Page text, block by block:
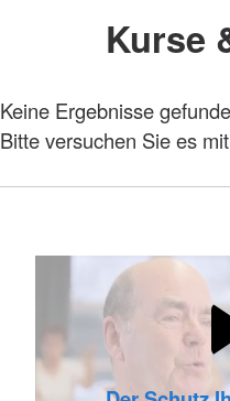
Kurse
Keine Ergebnisse
Bitte versuchen Sie es